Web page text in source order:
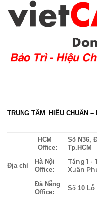
TRUNG TÂM HIÊU CHUẨN –
Địa chỉ
HCM
Office:
Số N36,
Tp.HCM
Hà Nội
Office:
Tầng 1 -
Xuân
Đà Nẵng
Office:
Số 10 Lỗ